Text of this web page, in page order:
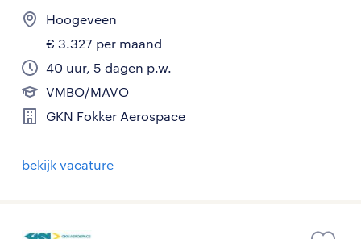
Hoogeveen
€ 3.327 per maand
40 uur, 5 dagen p.w.
VMBO/MAVO
GKN Fokker Aerospace
bekijk vacature